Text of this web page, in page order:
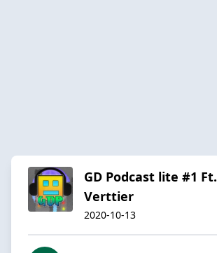
GD Podcast lite #1 Ft.
Verttier
2020-10-13